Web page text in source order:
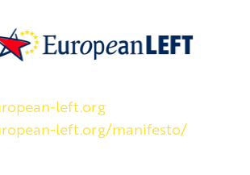
left.org
left.org/manifesto/